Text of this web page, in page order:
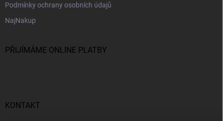
Podmínky ochrany osobních údajů
NajNakup
PŘIJÍMÁME ONLINE PLATBY
KONTAKT